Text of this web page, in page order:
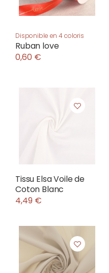
Disponible en 4 coloris
Ruban love
0,60 €
Tissu Elsa Voile de
Coton Blanc
4,49 €